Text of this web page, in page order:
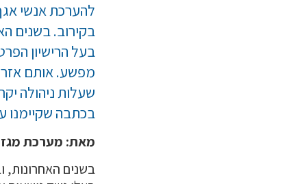
בקירוב. בשנים
בעל הרישיון
מפשע. אותם
שעלות ניהולה
בכתבה שקיימנו
מאת: מערכת
בשנים האחרונות,